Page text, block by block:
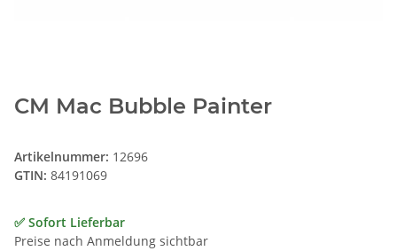
CM Mac Bubble Painter
Artikelnummer: 12696
GTIN: 84191069
✅ Sofort Lieferbar
Preise nach Anmeldung sichtbar